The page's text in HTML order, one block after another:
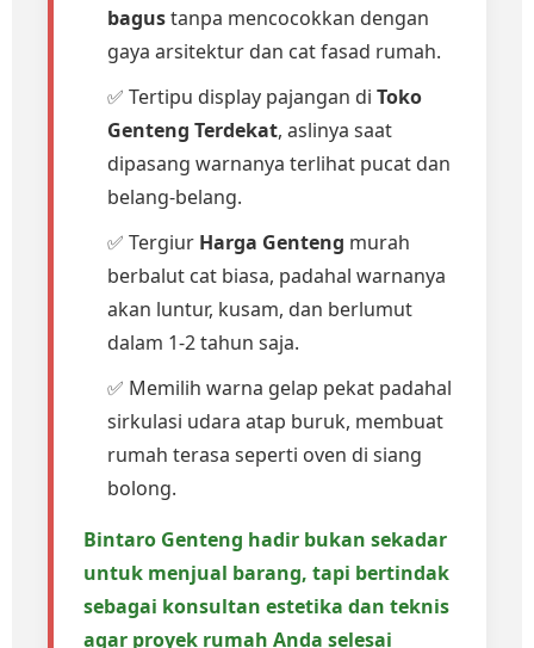
bagustanpa mencocokkan dengan
gaya arsitektur dan cat fasad rumah.
✅ Tertipu display pajangan di Toko
Genteng Terdekat, aslinya saat
dipasang warnanya terlihat pucat dan
belang-belang.
✅ Tergiur Harga Genteng murah
berbalut cat biasa, padahal warnanya
akan luntur, kusam, dan berlumut
dalam 1-2 tahun saja.
✅ Memilih warna gelap pekat padahal
sirkulasi udara atap buruk, membuat
rumah terasa seperti oven di siang
bolong.
Bintaro Genteng hadir bukan sekadar
untuk menjual barang, tapi bertindak
sebagai konsultan estetika dan teknis
agar proyek rumah Anda selesai